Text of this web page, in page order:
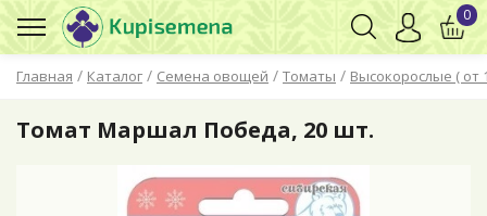
Главная / Каталог / Семена овощей / Томаты / Высокорослые ( от
0
Томат Маршал Победа, 20 шт.